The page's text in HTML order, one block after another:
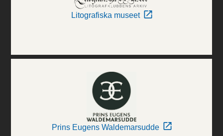
Litografiska museet
Prins Eugens Waldemarsudde